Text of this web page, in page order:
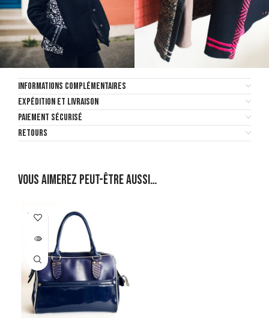
INFORMATIONS COMPLÉMENTAIRES
EXPÉDITION ET LIVRAISON
PAIEMENT SÉCURISÉ
RETOURS
Vous aimerez peut-être aussi…
SOLD
OUT